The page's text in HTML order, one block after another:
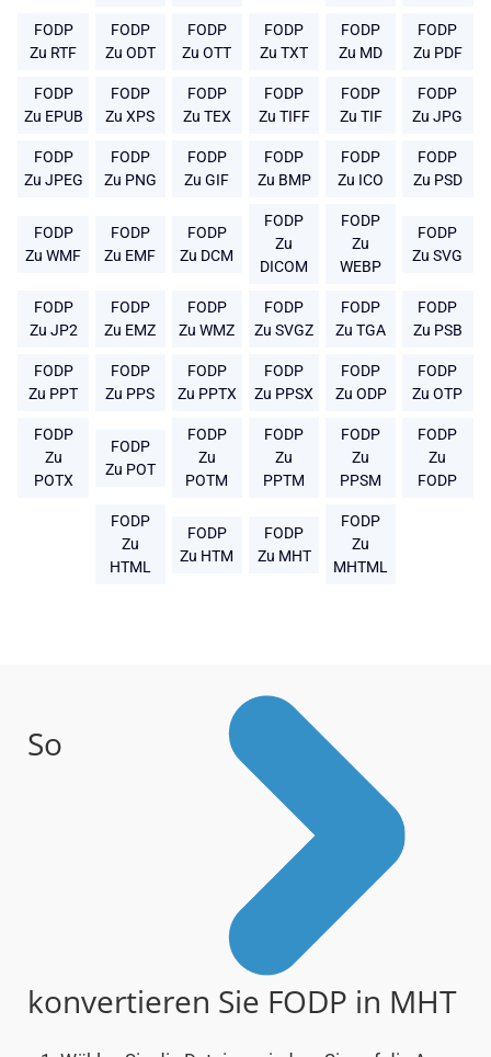
FODP
Zu RTF
FODP
Zu ODT
FODP
Zu OTT
FODP
Zu TXT
FODP
Zu MD
FODP
Zu PDF
FODP
Zu EPUB
FODP
Zu XPS
FODP
Zu TEX
FODP
Zu TIFF
FODP
Zu TIF
FODP
Zu JPG
FODP
Zu JPEG
FODP
Zu PNG
FODP
Zu GIF
FODP
Zu BMP
FODP
Zu ICO
FODP
Zu PSD
FODP
Zu WMF
FODP
Zu EMF
FODP
Zu DCM
FODP
Zu
DICOM
FODP
Zu
WEBP
FODP
Zu SVG
FODP
Zu JP2
FODP
Zu EMZ
FODP
Zu WMZ
FODP
Zu SVGZ
FODP
Zu TGA
FODP
Zu PSB
FODP
Zu PPT
FODP
Zu PPS
FODP
Zu PPTX
FODP
Zu PPSX
FODP
Zu ODP
FODP
Zu OTP
FODP
Zu
POTX
FODP
Zu POT
FODP
Zu
POTM
FODP
Zu
PPTM
FODP
Zu
PPSM
FODP
Zu
FODP
FODP
Zu
HTML
FODP
Zu HTM
FODP
Zu MHT
FODP
Zu
MHTML
So
konvertieren Sie FODP in MHT